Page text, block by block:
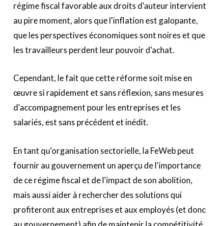
régime fiscal favorable aux droits d'auteur intervient
au pire moment, alors que l'inflation est galopante,
que les perspectives économiques sont noires et que
les travailleurs perdent leur pouvoir d'achat.
Cependant, le fait que cette réforme soit mise en
œuvre si rapidement et sans réflexion, sans mesures
d'accompagnement pour les entreprises et les
salariés, est sans précédent et inédit.
En tant qu'organisation sectorielle, la FeWeb peut
fournir au gouvernement un aperçu de l'importance
de ce régime fiscal et de l'impact de son abolition,
mais aussi aider à rechercher des solutions qui
profiteront aux entreprises et aux employés (et donc